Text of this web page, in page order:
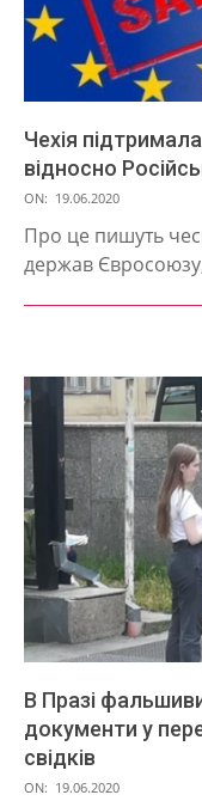
Чехія
відносно
2020-
06-
19
ON: 19.06.2020
Про це пишуть
держав
В Празі
документи у
свідків
2020-
ON: 19.06.2020